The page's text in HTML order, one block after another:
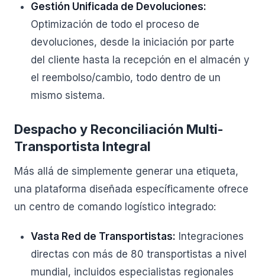
Gestión Unificada de Devoluciones:
Optimización de todo el proceso de
devoluciones, desde la iniciación por parte
del cliente hasta la recepción en el almacén y
el reembolso/cambio, todo dentro de un
mismo sistema.
Despacho y Reconciliación Multi-
Transportista Integral
Más allá de simplemente generar una etiqueta,
una plataforma diseñada específicamente ofrece
un centro de comando logístico integrado:
Vasta Red de Transportistas: Integraciones
directas con más de 80 transportistas a nivel
mundial, incluidos especialistas regionales